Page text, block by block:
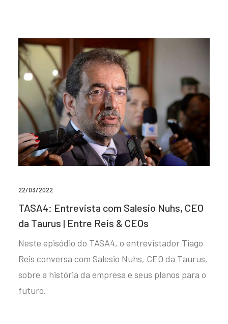
22/03/2022
TASA4: Entrevista com Salesio Nuhs, CEO
da Taurus | Entre Reis & CEOs
Neste episódio do TASA4, o entrevistador Tiago
Reis conversa com Salesio Nuhs, CEO da Taurus,
sobre a história da empresa e seus planos para o
futuro.